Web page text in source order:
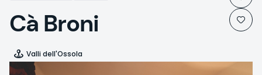
Cà Broni
Valli dell'Ossola